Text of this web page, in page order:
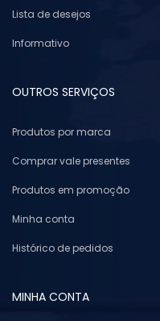
Lista de desejos
Informativo
OUTROS SERVIÇOS
Produtos por marca
Comprar vale presentes
Produtos em promoção
Minha conta
Histórico de pedidos
MINHA CONTA